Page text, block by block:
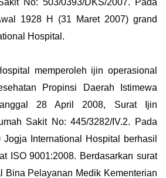
No: 503/0393/DKS/2007. Pada
1928 H (31 Maret 2007) grand
Hospital.
memperoleh ijin operasional
Propinsi Daerah Istimewa
28 April 2008, Surat Ijin
Sakit No: 445/3282/IV.2. Pada
International Hospital berhasil
ISO 9001:2008. Berdasarkan surat
Bina Pelayanan Medik Kementerian